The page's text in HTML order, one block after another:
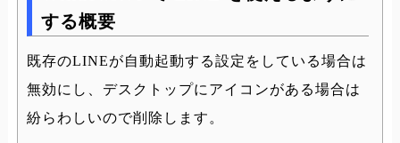
する概要
既存のLINEが自動起動する設定をしている場合は
無効にし、デスクトップにアイコンがある場合は
紛らわしいので削除します。